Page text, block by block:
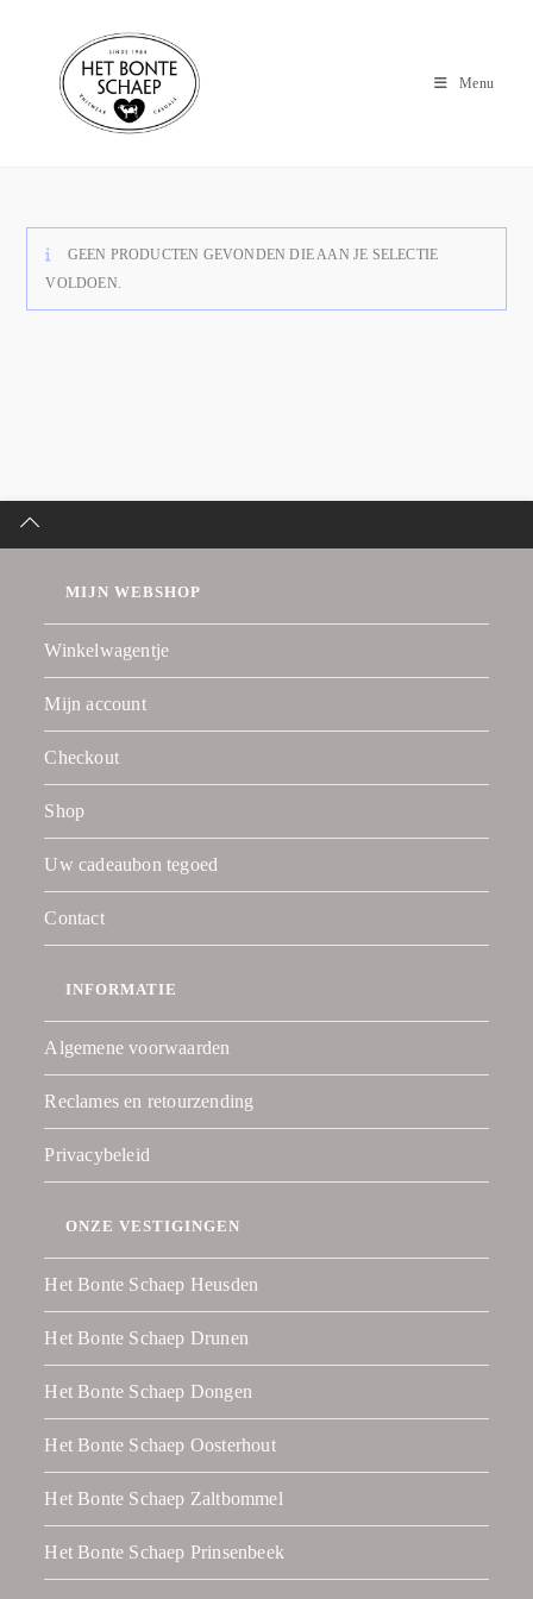
Menu
GEEN PRODUCTEN GEVONDEN DIE AAN JE SELECTIE
VOLDOEN.
MIJN WEBSHOP
Winkelwagentje
Mijn account
Checkout
Shop
Uw cadeaubon tegoed
Contact
INFORMATIE
Algemene voorwaarden
Reclames en retourzending
Privacybeleid
ONZE VESTIGINGEN
Het Bonte Schaep Heusden
Het Bonte Schaep Drunen
Het Bonte Schaep Dongen
Het Bonte Schaep Oosterhout
Het Bonte Schaep Zaltbommel
Het Bonte Schaep Prinsenbeek